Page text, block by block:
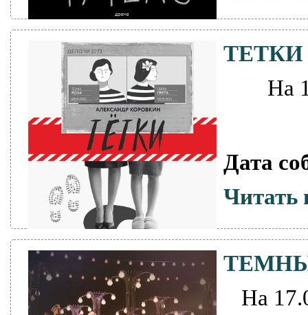
ТЕТКИ
На
Дата
Читать
На